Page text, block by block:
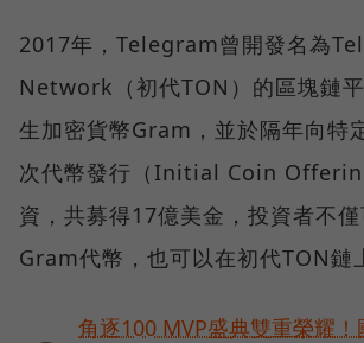
2017年，Telegram曾開發名為
Network（初代TON）的區塊鏈
生加密貨幣Gram，並於隔年向特
次代幣發行（Initial Coin
資，共募得17億美金，投資者不
Gram代幣，也可以在初代TON鏈
角逐100 MVP盛典雙重榮耀！